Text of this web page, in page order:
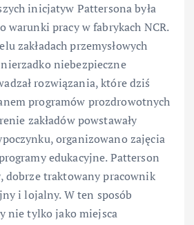
inicjatyw Pattersona była
warunki pracy w fabrykach NCR.
zakładach przemysłowych
niebezpieczne
rozwiązania, które dziś
programów prozdrowotnych
zakładów powstawały
organizowano zajęcia
edukacyjne. Patterson
dobrze traktowany pracownik
i lojalny. W ten sposób
nie tylko jako miejsca